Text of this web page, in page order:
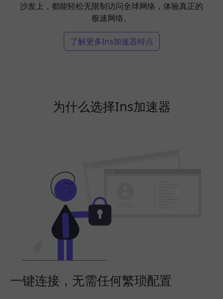
沙发上，都能轻松无限制访问全球网络，体验真正的
极速网络。
了解更多Ins加速器特点
为什么选择Ins加速器
一键连接，无需任何繁琐配置